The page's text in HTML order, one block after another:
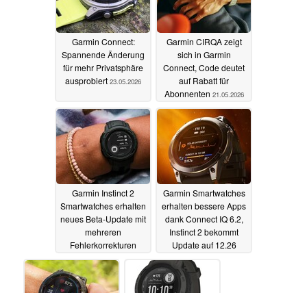
Garmin Connect:
Spannende Änderung
für mehr Privatsphäre
ausprobiert 23.05.2026
Garmin CIRQA zeigt
sich in Garmin
Connect, Code deutet
auf Rabatt für
Abonnenten 21.05.2026
Garmin Instinct 2
Smartwatches erhalten
neues Beta-Update mit
mehreren
Fehlerkorrekturen
24.05.2024
Garmin Smartwatches
erhalten bessere Apps
dank Connect IQ 6.2,
Instinct 2 bekommt
Update auf 12.26
21.06.2023